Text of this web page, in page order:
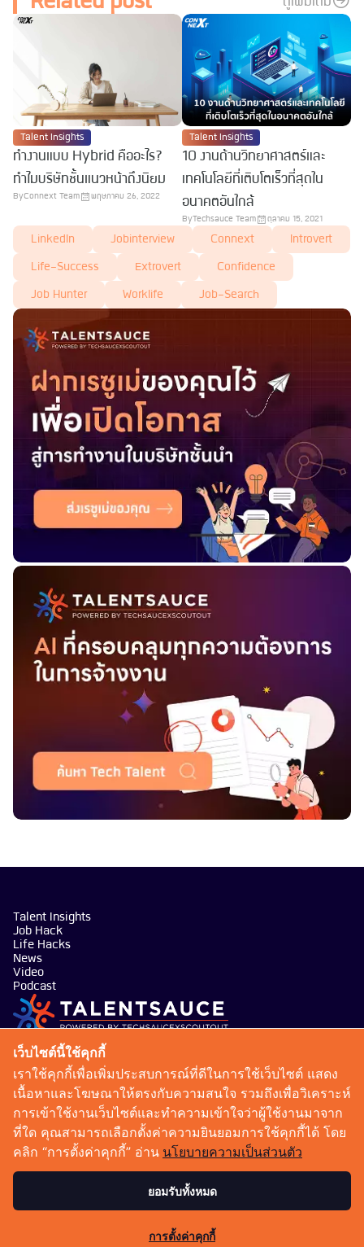
Talent Insights
ทำงานแบบ Hybrid คืออะไร?
ทำไมบริษัทชั้นแนวหน้าถึงนิยม
ByConnext Team พฤษภาคม 26, 2022
Talent Insights
10 งานด้านวิทยาศาสตร์และ
เทคโนโลยีที่เติบโตเร็วที่สุดใน
อนาคตอันใกล้
ByTechsauce Team ตุลาคม 15, 2021
LinkedIn Jobinterview Connext Introvert
Life-Success Extrovert Confidence
Job Hunter Worklife Job-Search
Talent Insights
Job Hack
Life Hacks
News
Video
Podcast
บริษัท เทคซอส มีเดีย จำกัด
101 ทรู ดิจิทัล พาร์ค อาคาร กริฟฟิน ชั้น 14 ห้อง 1401
ถนนสุขุมวิท แขวงบางจาก เขตพระโขนง กรุงเทพมหานคร
10260
talentsauce@techsauce.co
02-001-5375
Copyright 2026 : Techsauce All rights reserved.
เว็บไซต์นี้ใช้คุกกี้
เราใช้คุกกี้เพื่อเพิ่มประสบการณ์ที่ดีในการใช้เว็บไซต์ แสดง
เนื้อหาและโฆษณาให้ตรงกับความสนใจ รวมถึงเพื่อวิเคราะห์
การเข้าใช้งานเว็บไซต์และทำความเข้าใจว่าผู้ใช้งานมาจาก
ที่ใด คุณสามารถเลือกตั้งค่าความยินยอมการใช้คุกกี้ได้ โดย
คลิก “การตั้งค่าคุกกี้” อ่าน นโยบายความเป็นส่วนตัว
ยอมรับทั้งหมด
การตั้งค่าคุกกี้